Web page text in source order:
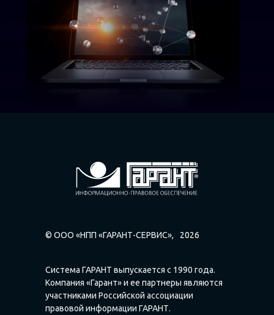
Система ГАРАНТ выпускается с 1990 года.
Компания «Гарант» и ее партнеры являются
участниками Российской ассоциации
правовой информации ГАРАНТ.
© ООО «НПП «ГАРАНТ-СЕРВИС», 2026